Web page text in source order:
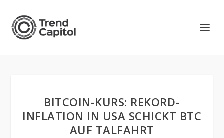
BITCOIN-KURS: REKORD-
INFLATION IN USA SCHICKT BTC
AUF TALFAHRT